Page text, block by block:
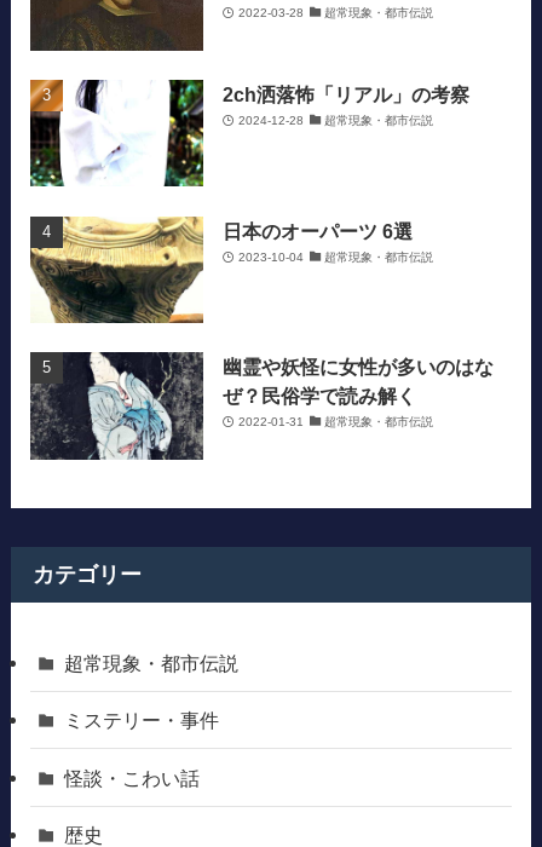
2022-03-28 超常現象・都市伝説
2ch洒落怖「リアル」の考察
2024-12-28 超常現象・都市伝説
日本のオーパーツ 6選
2023-10-04 超常現象・都市伝説
幽霊や妖怪に女性が多いのはな
ぜ？民俗学で読み解く
2022-01-31 超常現象・都市伝説
カテゴリー
超常現象・都市伝説
ミステリー・事件
怪談・こわい話
歴史